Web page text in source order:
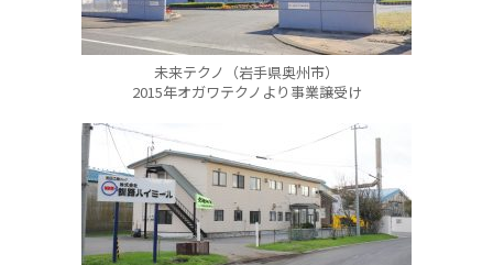
未来テクノ（岩手県奥州市）
2015年オガワテクノより事業譲受け